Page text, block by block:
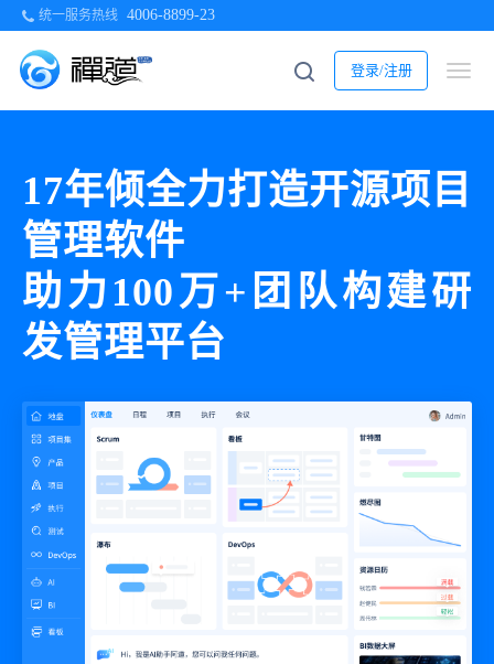
统一服务热线 4006-8899-23
登录/注册
17年倾全力打造开源项目
管理软件
助力100万+团队构建研
发管理平台